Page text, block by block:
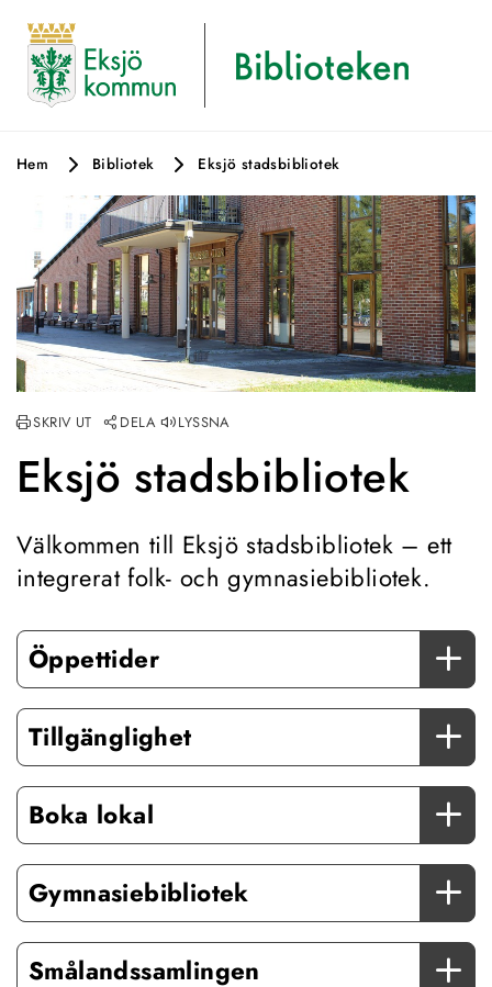
Hem Bibliotek Eksjö stadsbibliotek
SKRIV UT DELA LYSSNA
Eksjö stadsbibliotek
Välkommen till Eksjö stadsbibliotek – ett
integrerat folk- och gymnasiebibliotek.
Öppettider
Tillgänglighet
Boka lokal
Gymnasiebibliotek
Smålandssamlingen